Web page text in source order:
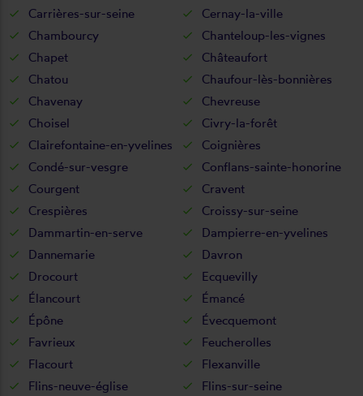
Carrières-sur-seine
Cernay-la-ville
Chambourcy
Chanteloup-les-vignes
Chapet
Châteaufort
Chatou
Chaufour-lès-bonnières
Chavenay
Chevreuse
Choisel
Civry-la-forêt
Clairefontaine-en-yvelines
Coignières
Condé-sur-vesgre
Conflans-sainte-honorine
Courgent
Cravent
Crespières
Croissy-sur-seine
Dammartin-en-serve
Dampierre-en-yvelines
Dannemarie
Davron
Drocourt
Ecquevilly
Élancourt
Émancé
Épône
Évecquemont
Favrieux
Feucherolles
Flacourt
Flexanville
Flins-neuve-église
Flins-sur-seine